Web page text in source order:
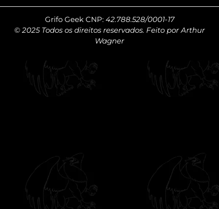
Grifo Geek CNP: 42.788.528/0001-17
© 2025 Todos os direitos reservados. Feito por Arthur
Wagner